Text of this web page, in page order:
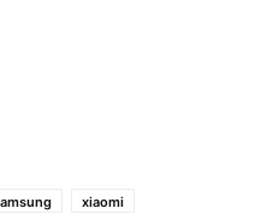
xiaomi